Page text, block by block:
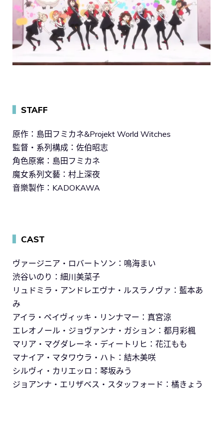
STAFF
原作：島田フミカネ&Projekt World Witches
監督・系列構成：佐伯昭志
角色原案：島田フミカネ
魔女系列文藝：村上深夜
音樂製作：KADOKAWA
CAST
ヴァージニア・ロバートソン：鳴海まい
渋谷いのり：細川美菜子
リュドミラ・アンドレエヴナ・ルスラノヴァ：藍本あ
み
アイラ・ペイヴィッキ・リンナマー：真宮涼
エレオノール・ジョヴァンナ・ガション：都月彩楓
マリア・マグダレーネ・ディートリヒ：花江もも
マナイア・マタワウラ・ハト：結木美咲
シルヴィ・カリエッロ：琴坂みう
ジョアンナ・エリザベス・スタッフォード：橘きょう